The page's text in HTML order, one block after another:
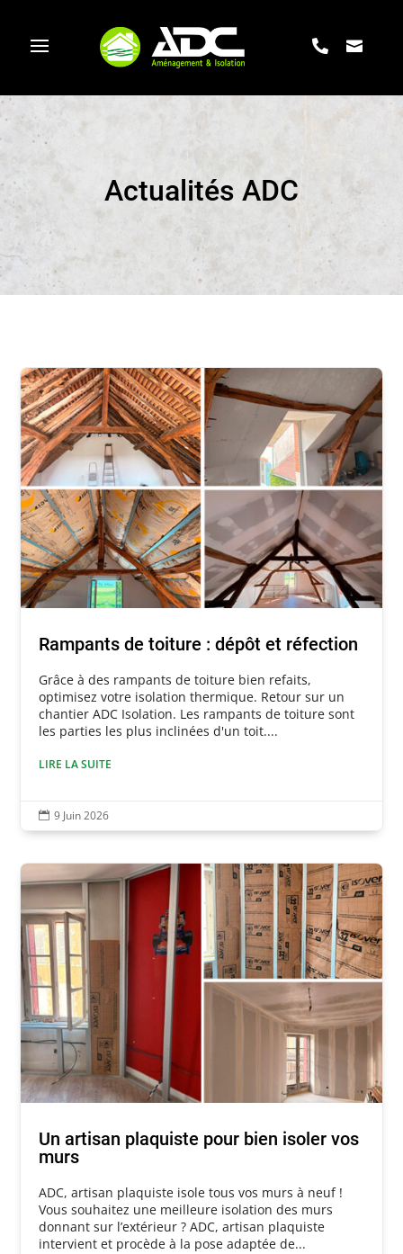
Actualités ADC
Rampants de toiture : dépôt et réfection
Grâce à des rampants de toiture bien refaits,
optimisez votre isolation thermique. Retour sur un
chantier ADC Isolation. Les rampants de toiture sont
les parties les plus inclinées d'un toit....
LIRE LA SUITE
 9 Juin 2026
Un artisan plaquiste pour bien isoler vos
murs
ADC, artisan plaquiste isole tous vos murs à neuf !
Vous souhaitez une meilleure isolation des murs
donnant sur l’extérieur ? ADC, artisan plaquiste
intervient et procède à la pose adaptée de...